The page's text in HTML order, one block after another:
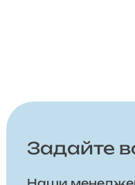
Задайте